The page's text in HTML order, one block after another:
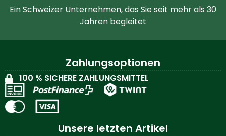
Ein Schweizer Unternehmen, das Sie seit mehr als 30
Jahren begleitet
Zahlungsoptionen
100 % SICHERE ZAHLUNGSMITTEL
Unsere letzten Artikel